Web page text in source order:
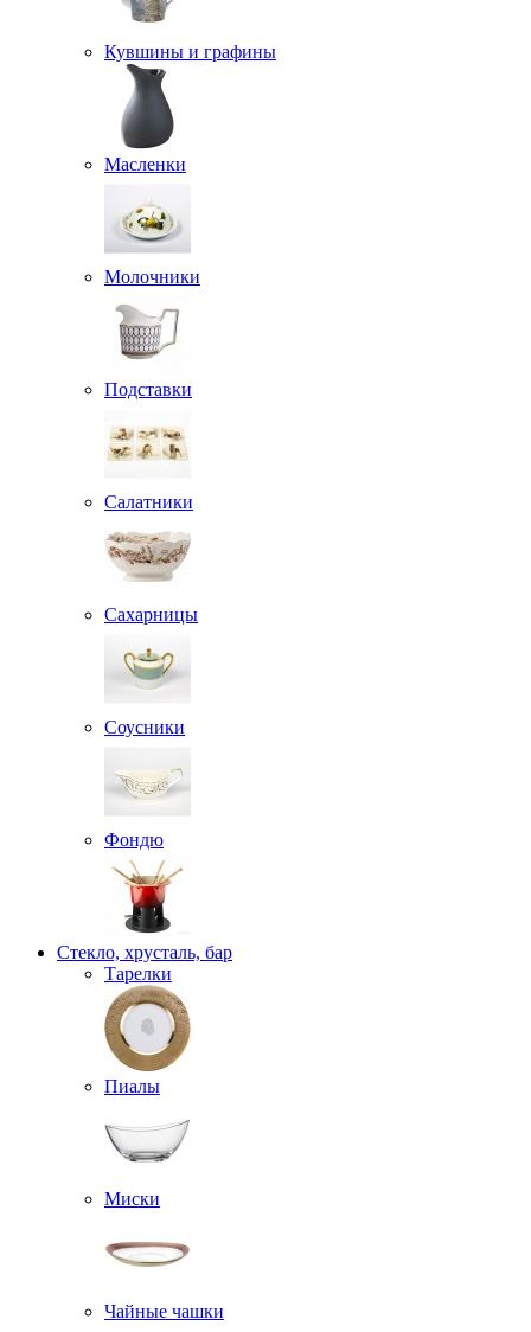
Кувшины и графины
Масленки
Молочники
Подставки
Салатники
Сахарницы
Соусники
Фондю
Стекло, хрусталь, бар
Тарелки
Пиалы
Миски
Чайные чашки